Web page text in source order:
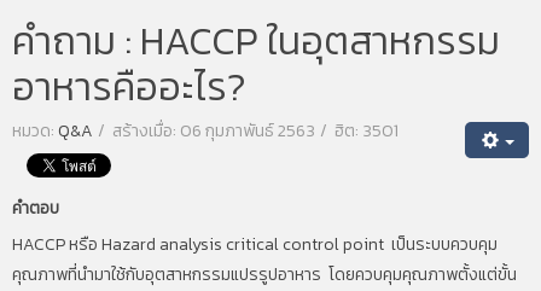
คำถาม : HACCP ในอุตสาหกรรม
อาหารคืออะไร?
หมวด:Q&A สร้างเมื่อ: 06 กุมภาพันธ์ 2563 ฮิต: 3501
คำตอบ
HACCP หรือ Hazard analysis critical control point เป็นระบบควบคุม
คุณภาพที่นำมาใช้กับอุตสาหกรรมแปรรูปอาหาร โดยควบคุมคุณภาพตั้งแต่ขั้น